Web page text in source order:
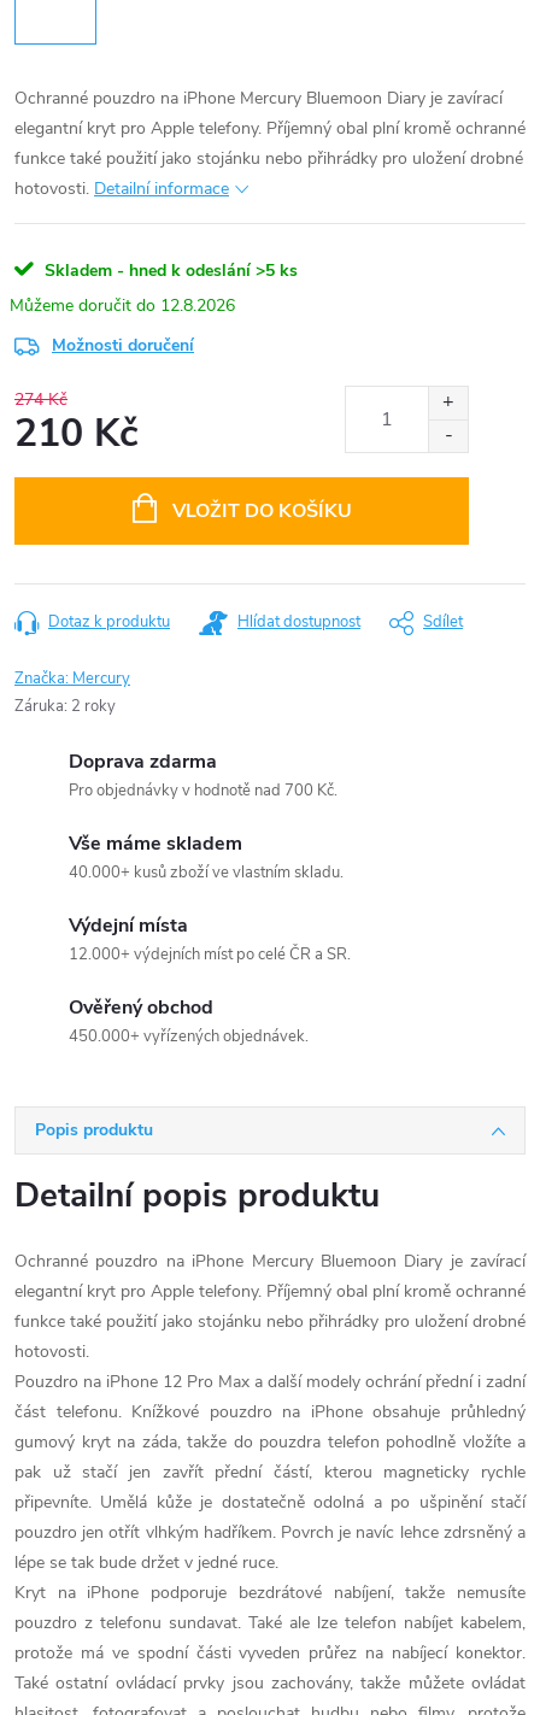
Ochranné pouzdro na iPhone Mercury Bluemoon Diary je zavírací
elegantní kryt pro Apple telefony. Příjemný obal plní kromě ochranné
funkce také použití jako stojánku nebo přihrádky pro uložení drobné
hotovosti. Detailní informace
Skladem - hned k odeslání >5 ks
12.8.2026
Možnosti doručení
274 Kč
210 Kč
VLOŽIT DO KOŠÍKU
Dotaz k produktu Hlídat dostupnost Sdílet
Značka: Mercury
Záruka: 2 roky
Doprava zdarma
Pro objednávky v hodnotě nad 700 Kč.
Vše máme skladem
40.000+ kusů zboží ve vlastním skladu.
Výdejní místa
12.000+ výdejních míst po celé ČR a SR.
Ověřený obchod
450.000+ vyřízených objednávek.
Popis produktu
Detailní popis produktu
Ochranné pouzdro na iPhone Mercury Bluemoon Diary je zavírací
elegantní kryt pro Apple telefony. Příjemný obal plní kromě ochranné
funkce také použití jako stojánku nebo přihrádky pro uložení drobné
hotovosti.
Pouzdro na iPhone 12 Pro Max a další modely ochrání přední i zadní
část telefonu. Knížkové pouzdro na iPhone obsahuje průhledný
gumový kryt na záda, takže do pouzdra telefon pohodlně vložíte a
pak už stačí jen zavřít přední částí, kterou magneticky rychle
připevníte. Umělá kůže je dostatečně odolná a po ušpinění stačí
pouzdro jen otřít vlhkým hadříkem. Povrch je navíc lehce zdrsněný a
lépe se tak bude držet v jedné ruce.
Kryt na iPhone podporuje bezdrátové nabíjení, takže nemusíte
pouzdro z telefonu sundavat. Také ale lze telefon nabíjet kabelem,
protože má ve spodní části vyveden průřez na nabíjecí konektor.
Také ostatní ovládací prvky jsou zachovány, takže můžete ovládat